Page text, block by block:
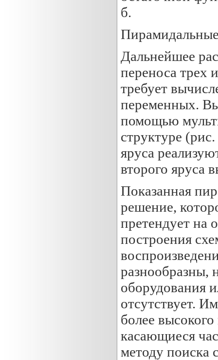
б.
Дальнейшее
переноса трех
требует
переменных.
помощью
структуре
яруса
второго яруса
Показанная
решение,
претендует на
построения
разнообразны,
оборудования
отсутствует.
более высокого
касающиеся
методу поиска